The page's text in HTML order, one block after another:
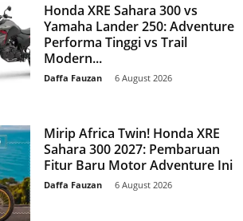
Honda XRE Sahara 300 vs
Yamaha Lander 250: Adventure
Performa Tinggi vs Trail
Modern...
Daffa Fauzan 6 August 2026
Mirip Africa Twin! Honda XRE
Sahara 300 2027: Pembaruan
Fitur Baru Motor Adventure Ini
Daffa Fauzan 6 August 2026